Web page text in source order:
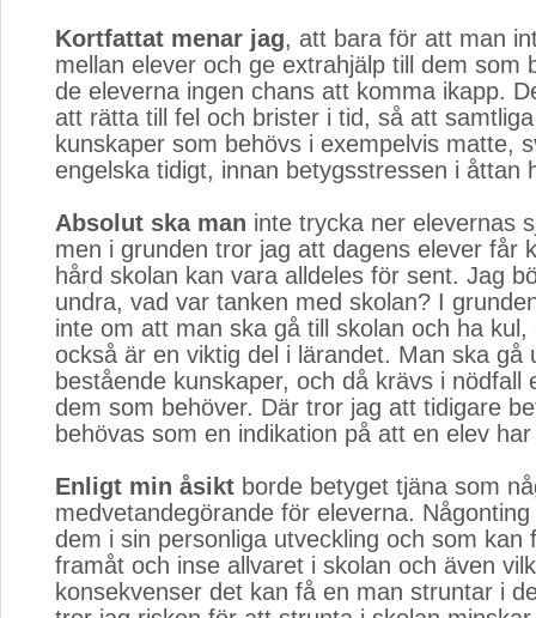
Kortfattat menar jag, att bara för att man
mellan elever och ge extrahjälp till dem som
de eleverna ingen chans att komma ikapp.
att rätta till fel och brister i tid, så att
kunskaper som behövs i exempelvis matte,
engelska tidigt, innan betygsstressen i åttan
Absolut ska man inte trycka ner elevernas
men i grunden tror jag att dagens elever får
hård skolan kan vara alldeles för sent. Jag
undra, vad var tanken med skolan? I
inte om att man ska gå till skolan och ha
också är en viktig del i lärandet. Man ska gå
bestående kunskaper, och då krävs i nödfall
dem som behöver. Där tror jag att tidigare
behövas som en indikation på att en elev
Enligt min åsikt borde betyget tjäna som
medvetandegörande för eleverna.
dem i sin personliga utveckling och som kan
framåt och inse allvaret i skolan och även
konsekvenser det kan få en man struntar i